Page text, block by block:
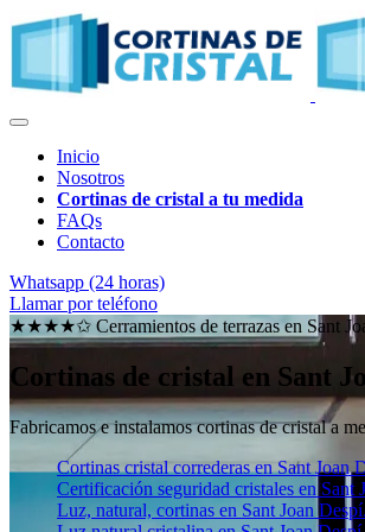
Inicio
Nosotros
Cortinas de cristal a tu medida
FAQs
Contacto
Whatsapp (24 horas)
Llamar por teléfono
★★★★✩ Cerramientos de terrazas en Sant
Cortinas de cristal en Sant
Fabricamos e instalamos cortinas de cristal a
Cortinas cristal correderas en Sant Joan
Certificación seguridad cristales en Sant
Luz, natural, cortinas en Sant Joan Despí.